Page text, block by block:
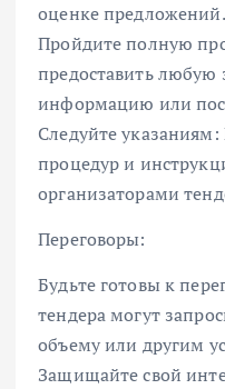
оценке предложений.
Пройдите полную
предоставить
информацию или
Следуйте
процедур и
организаторами
Переговоры:
Будьте готовы к
тендера могут
объему или другим
Защищайте свой